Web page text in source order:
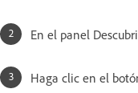
En el panel
Haga clic en el